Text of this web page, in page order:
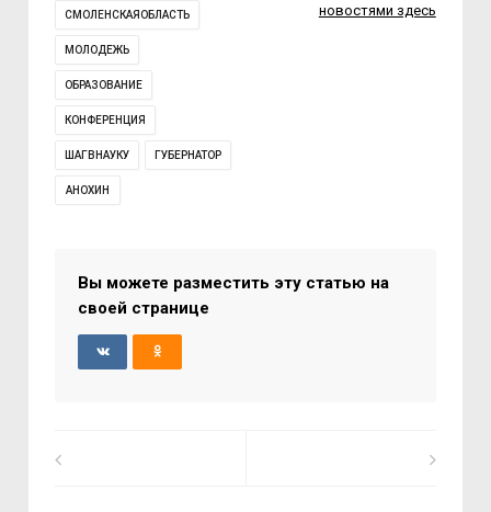
СМОЛЕНСКАЯОБЛАСТЬ
МОЛОДЕЖЬ
ОБРАЗОВАНИЕ
КОНФЕРЕНЦИЯ
ШАГВНАУКУ ГУБЕРНАТОР
АНОХИН
новостями здесь
Вы можете разместить эту статью на
своей странице